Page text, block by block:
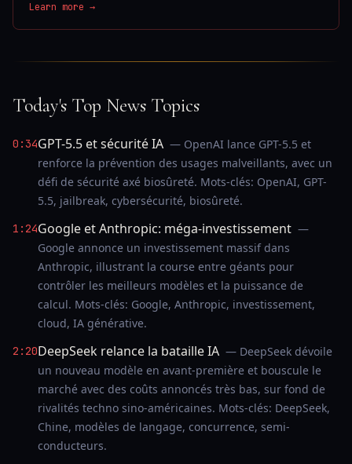
Learn more →
Today's Top News Topics
0:34GPT-5.5 et sécurité IA — OpenAI lance GPT-5.5 et
renforce la prévention des usages malveillants, avec un
défi de sécurité axé biosûreté. Mots-clés: OpenAI, GPT-
5.5, jailbreak, cybersécurité, biosûreté.
1:24Google et Anthropic: méga-investissement —
Google annonce un investissement massif dans
Anthropic, illustrant la course entre géants pour
contrôler les meilleurs modèles et la puissance de
calcul. Mots-clés: Google, Anthropic, investissement,
cloud, IA générative.
2:20DeepSeek relance la bataille IA — DeepSeek dévoile
un nouveau modèle en avant-première et bouscule le
marché avec des coûts annoncés très bas, sur fond de
rivalités techno sino-américaines. Mots-clés: DeepSeek,
Chine, modèles de langage, concurrence, semi-
conducteurs.